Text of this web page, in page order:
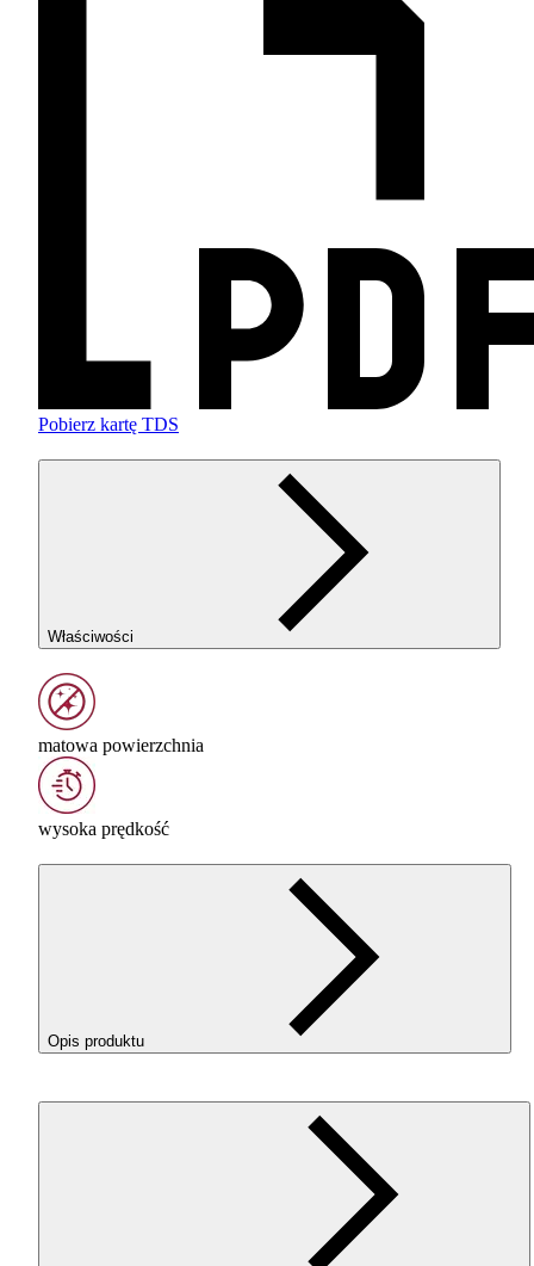
Pobierz kartę TDS
Właściwości
matowa powierzchnia
wysoka prędkość
Opis produktu
FilamentROSA3D ReFillPLASpeed Matt w kolorze Ginger
Yellow (Żółty) to idealne połączenie szybkości i wyjątkowej
estetyki. Stworzony dla tych, którzy nie chcą kompromisów –
drukuj błyskawicznie i ciesz się perfekcyjnym, matowym
PLA SPEED